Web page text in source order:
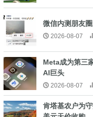
微信内测朋友
2026-08-07
Meta成为第三
AI巨头
2026-08-07
肯塔基农户为